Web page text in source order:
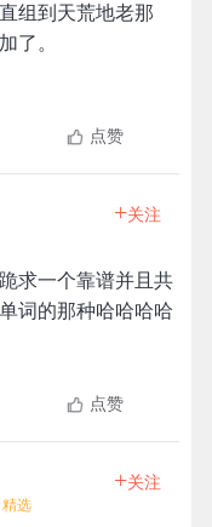
组到天荒地老那
了。
点赞
+关注
求一个靠谱并且共
词的那种哈哈哈哈
点赞
精选
+关注